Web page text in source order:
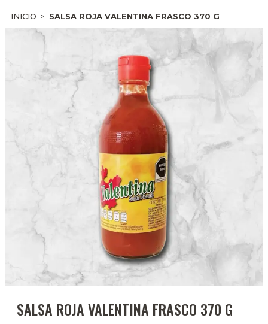
INICIO SALSA ROJA VALENTINA FRASCO 370 G
SALSA ROJA VALENTINA FRASCO 370 G